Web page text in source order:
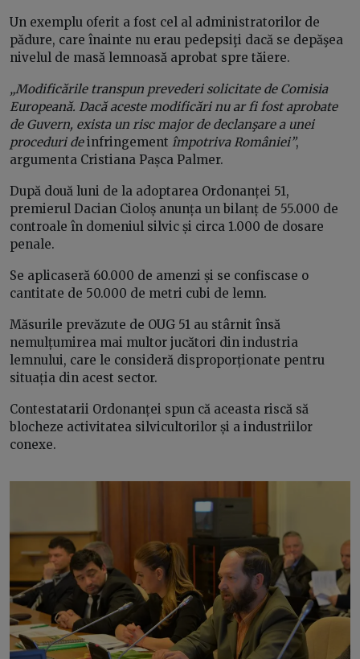
Un exemplu oferit a fost cel al administratorilor de
pădure, care înainte nu erau pedepsiţi dacă se depăşea
nivelul de masă lemnoasă aprobat spre tăiere.
„Modificările transpun prevederi solicitate de Comisia
Europeană. Dacă aceste modificări nu ar fi fost aprobate
de Guvern, exista un risc major de declanşare a unei
proceduri deinfringement împotriva României”,
argumenta Cristiana Pașca Palmer.
După două luni de la adoptarea Ordonanței 51,
premierul Dacian Cioloș anunța un bilanț de 55.000 de
controale în domeniul silvic și circa 1.000 de dosare
penale.
Se aplicaseră 60.000 de amenzi și se confiscase o
cantitate de 50.000 de metri cubi de lemn.
Măsurile prevăzute de OUG 51 au stârnit însă
nemulțumirea mai multor jucători din industria
lemnului, care le consideră disproporționate pentru
situația din acest sector.
Contestatarii Ordonanței spun că aceasta riscă să
blocheze activitatea silvicultorilor și a industriilor
conexe.